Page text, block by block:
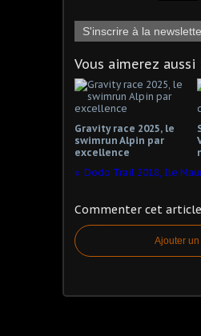
S'inscrire à la
Vous aimerez aussi
Gravity race 2025, le
swimrun Alpin par
excellence
Commenter cet article
Ajouter